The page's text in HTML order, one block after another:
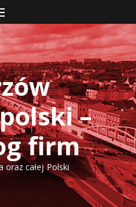
–
firm
oraz całej Polski